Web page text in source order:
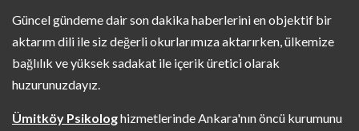
Güncel gündeme dair son dakika haberlerini en objektif bir
aktarım dili ile siz değerli okurlarımıza aktarırken, ülkemize
bağlılık ve yüksek sadakat ile içerik üretici olarak
huzurunuzdayız.
Ümitköy Psikologhizmetlerinde Ankara'nın öncü kurumunu